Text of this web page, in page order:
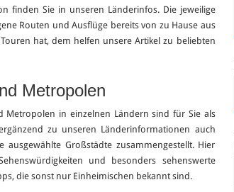
finden Sie in unseren Länderinfos. Die jeweilige
Routen und Ausflüge bereits von zu Hause aus
hat, dem helfen unsere Artikel zu beliebten
Metropolen
in einzelnen Ländern sind für Sie als
zu unseren Länderinformationen auch
Großstädte zusammengestellt. Hier
und besonders sehenswerte
die sonst nur Einheimischen bekannt sind.